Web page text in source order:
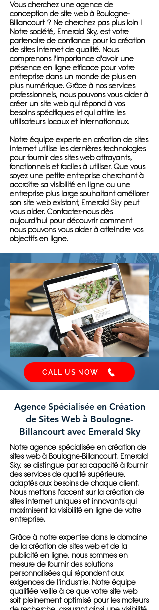
Vous cherchez une agence de
conception de site web à Boulogne-
Billancourt ? Ne cherchez pas plus loin !
Notre société, Emerald Sky, est votre
partenaire de confiance pour la création
de sites internet de qualité. Nous
comprenons l'importance d'avoir une
présence en ligne efficace pour votre
entreprise dans un monde de plus en
plus numérique. Grâce à nos services
professionnels, nous pouvons vous aider à
créer un site web qui répond à vos
besoins spécifiques et qui attire les
utilisateurs locaux et internationaux.
Notre équipe experte en création de sites
internet utilise les dernières technologies
pour fournir des sites web attrayants,
fonctionnels et faciles à utiliser. Que vous
soyez une petite entreprise cherchant à
accroître sa visibilité en ligne ou une
entreprise plus large souhaitant améliorer
son site web existant, Emerald Sky peut
vous aider. Contactez-nous dès
aujourd'hui pour découvrir comment
nous pouvons vous aider à atteindre vos
objectifs en ligne.
CALL US NOW
Agence Spécialisée en Création
de Sites Web à Boulogne-
Billancourt avec Emerald Sky
Notre agence spécialisée en création de
sites web à Boulogne-Billancourt, Emerald
Sky, se distingue par sa capacité à fournir
des services de qualité supérieure,
adaptés aux besoins de chaque client.
Nous mettons l'accent sur la création de
sites internet uniques et innovants qui
maximisent la visibilité en ligne de votre
entreprise.
Grâce à notre expertise dans le domaine
de la création de sites web et de la
publicité en ligne, nous sommes en
mesure de fournir des solutions
personnalisées qui répondent aux
exigences de l'industrie. Notre équipe
qualifiée veille à ce que votre site web
soit pleinement optimisé pour les moteurs